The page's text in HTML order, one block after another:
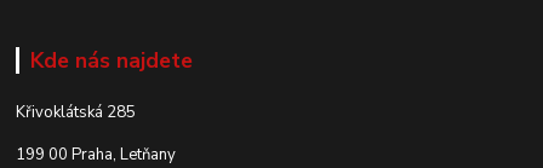
Kde nás najdete
Křivoklátská 285
199 00 Praha, Letňany